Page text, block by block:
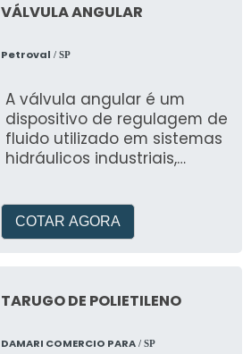
VÁLVULA ANGULAR
Petroval / SP
A válvula angular é um
dispositivo de regulagem de
fluido utilizado em sistemas
hidráulicos industriais,
COTAR AGORA
TARUGO DE POLIETILENO
DAMARI COMERCIO PARA/ SP